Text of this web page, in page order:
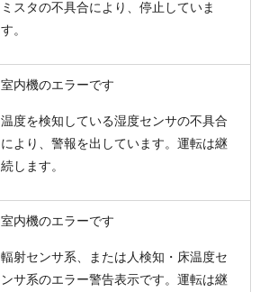
ミスタの不具合により、停止していま
す。
室内機のエラーです
温度を検知している湿度センサの不具合
により、警報を出しています。運転は継
続します。
室内機のエラーです
輻射センサ系、または人検知・床温度セ
ンサ系のエラー警告表示です。運転は継